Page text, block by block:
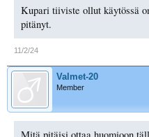
Kupari tiiviste ollut käytössä
pitänyt.
11/2/24
Valmet-20
Member